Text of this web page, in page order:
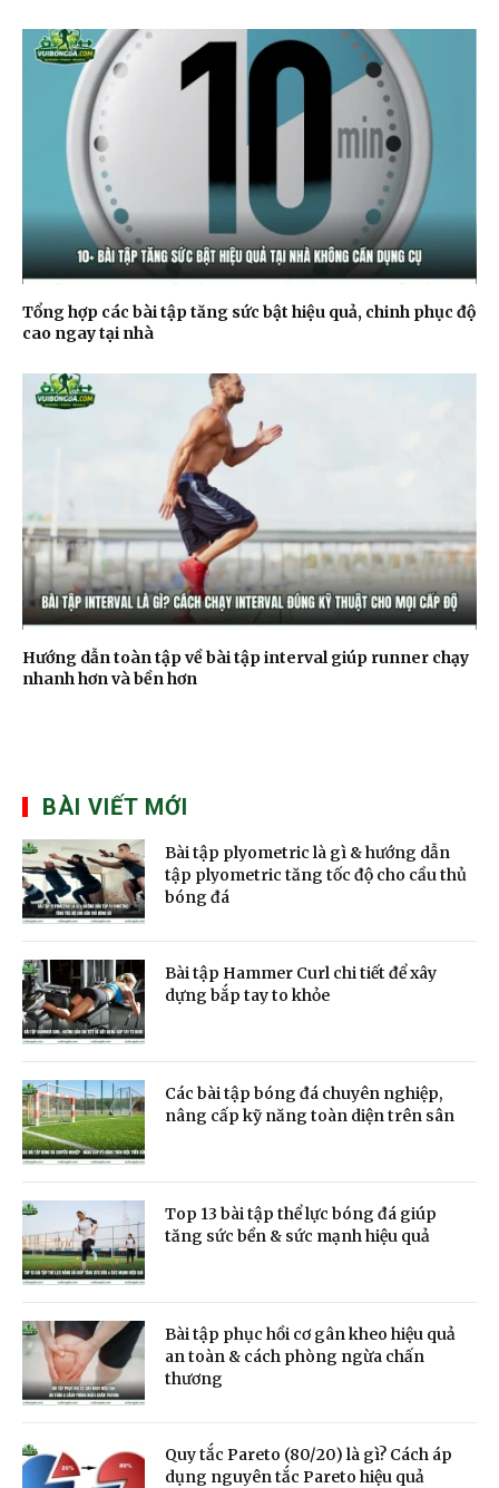
Tổng hợp các bài tập tăng sức bật hiệu quả, chinh phục độ
cao ngay tại nhà
Hướng dẫn toàn tập về bài tập interval giúp runner chạy
nhanh hơn và bền hơn
BÀI VIẾT MỚI
Bài tập plyometric là gì & hướng dẫn
tập plyometric tăng tốc độ cho cầu thủ
bóng đá
Bài tập Hammer Curl chi tiết để xây
dựng bắp tay to khỏe
Các bài tập bóng đá chuyên nghiệp,
nâng cấp kỹ năng toàn diện trên sân
Top 13 bài tập thể lực bóng đá giúp
tăng sức bền & sức mạnh hiệu quả
Bài tập phục hồi cơ gân kheo hiệu quả
an toàn & cách phòng ngừa chấn
thương
Quy tắc Pareto (80/20) là gì? Cách áp
dụng nguyên tắc Pareto hiệu quả